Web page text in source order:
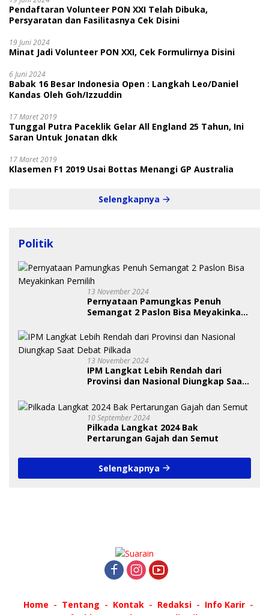
Pendaftaran Volunteer PON XXI Telah Dibuka,
Persyaratan dan Fasilitasnya Cek Disini
19 Juni 2024
Minat Jadi Volunteer PON XXI, Cek Formulirnya Disini
6 Juni 2024
Babak 16 Besar Indonesia Open : Langkah Leo/Daniel
Kandas Oleh Goh/Izzuddin
17 Maret 2019
Tunggal Putra Paceklik Gelar All England 25 Tahun, Ini
Saran Untuk Jonatan dkk
17 Maret 2019
Klasemen F1 2019 Usai Bottas Menangi GP Australia
Selengkapnya
Politik
13 November 2024
Pernyataan Pamungkas Penuh
Semangat 2 Paslon Bisa Meyakinkan
13 November 2024
IPM Langkat Lebih Rendah dari
Provinsi dan Nasional Diungkap Saat
10 September 2024
Pilkada Langkat 2024 Bak
Pertarungan Gajah dan Semut
Selengkapnya
Home Tentang Kontak Redaksi
Info Karir